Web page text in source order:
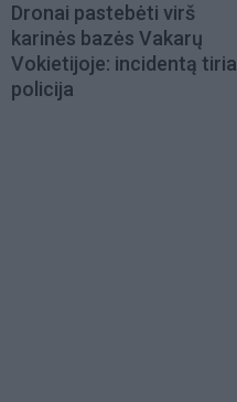
Dronai pastebėti virš
karinės bazės Vakarų
Vokietijoje: incidentą tiria
policija